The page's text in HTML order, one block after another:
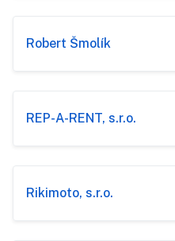
Robert Šmolík
REP-A-RENT, s.r.o.
Rikimoto, s.r.o.